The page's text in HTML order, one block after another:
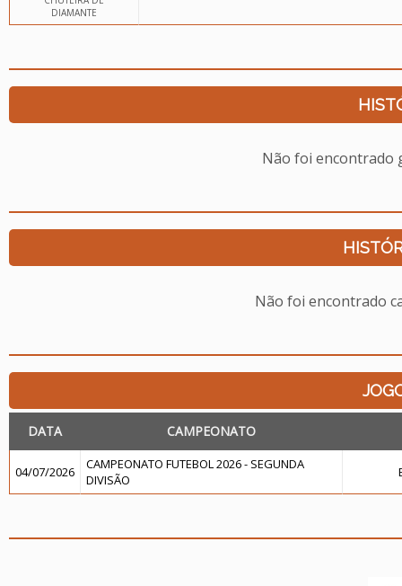
DIAMANTE
Não foi encontrado
Não foi encontrado
DATA CAMPEONATO
04/07/2026
CAMPEONATO FUTEBOL 2026 - SEGUNDA
DIVISÃO